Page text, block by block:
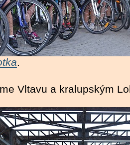
.
Vltavu a kralupským